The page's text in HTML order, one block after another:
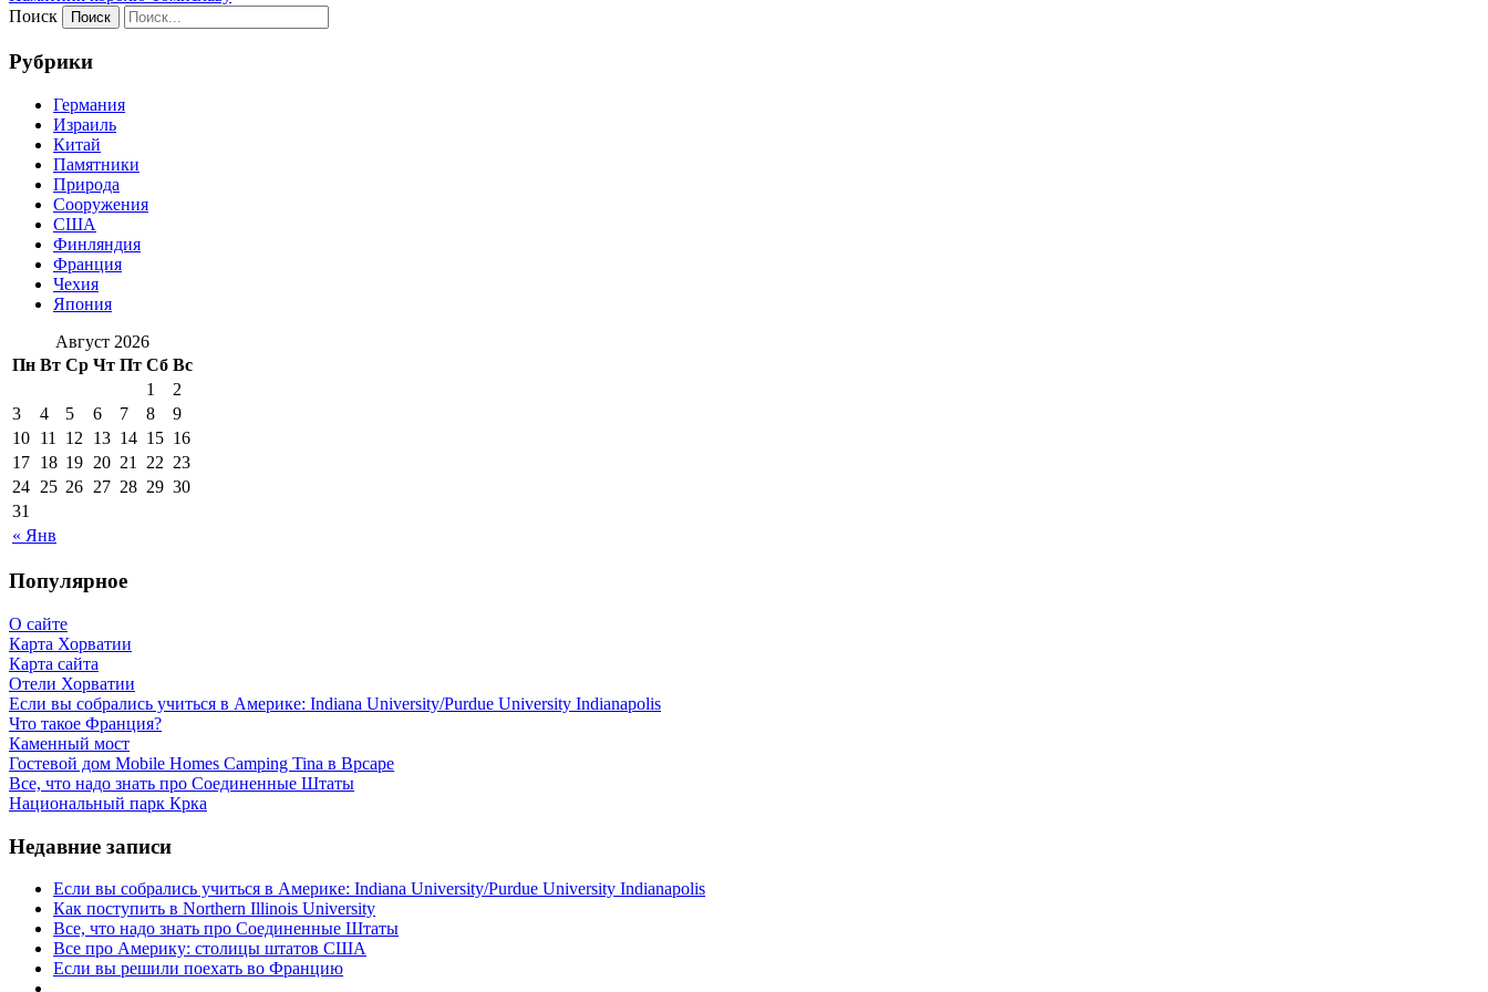
Поиск
Рубрики
Германия
Израиль
Китай
Памятники
Природа
Сооружения
США
Финляндия
Франция
Чехия
Япония
Август 2026
Пн Вт Ср Чт Пт Сб Вс
« Янв
1
2
3
4 5 6 7 8
9
10 11 12 13 14 15 16
17 18 19 20 21 22 23
24 25 26 27 28 29 30
31
Популярное
О сайте
Карта Хорватии
Карта сайта
Отели Хорватии
Если вы собрались учиться в Америке: Indiana University/Purdue University Indianapolis
Что такое Франция?
Каменный мост
Гостевой дом Mobile Homes Camping Tina в Врсаре
Все, что надо знать про Соединенные Штаты
Национальный парк Крка
Недавние записи
Если вы собрались учиться в Америке: Indiana University/Purdue University Indianapolis
Как поступить в Northern Illinois University
Все, что надо знать про Соединенные Штаты
Все про Америку: столицы штатов США
Если вы решили поехать во Францию